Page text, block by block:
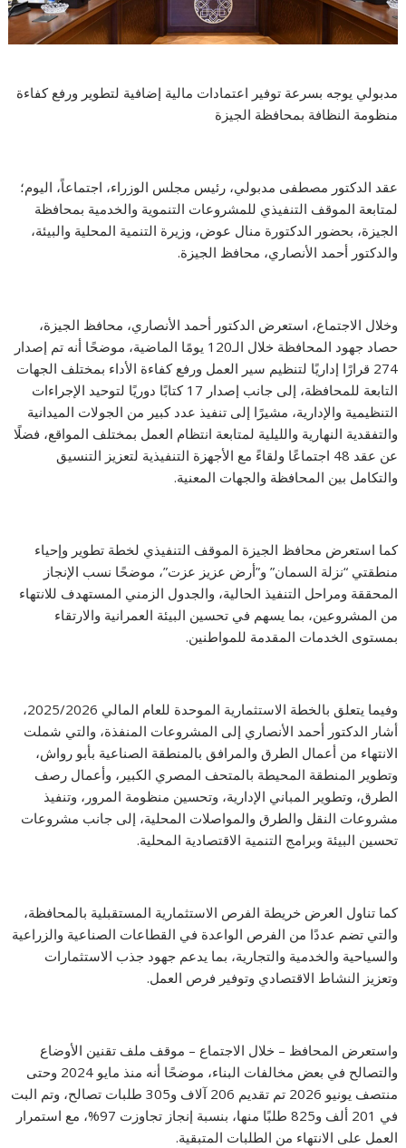
مدبولي يوجه بسرعة توفير اعتمادات مالية إضافية لتطوير ورفع كفاءة
منظومة النظافة بمحافظة الجيزة
عقد الدكتور مصطفى مدبولي، رئيس مجلس الوزراء، اجتماعاً، اليوم؛
لمتابعة الموقف التنفيذي للمشروعات التنموية والخدمية بمحافظة
الجيزة، بحضور الدكتورة منال عوض، وزيرة التنمية المحلية والبيئة،
والدكتور أحمد الأنصاري، محافظ الجيزة.
وخلال الاجتماع، استعرض الدكتور أحمد الأنصاري، محافظ الجيزة،
حصاد جهود المحافظة خلال الـ120 يومًا الماضية، موضحًا أنه تم إصدار
274 قرارًا إداريًا لتنظيم سير العمل ورفع كفاءة الأداء بمختلف الجهات
التابعة للمحافظة، إلى جانب إصدار 17 كتابًا دوريًا لتوحيد الإجراءات
التنظيمية والإدارية، مشيرًا إلى تنفيذ عدد كبير من الجولات الميدانية
والتفقدية النهارية والليلية لمتابعة انتظام العمل بمختلف المواقع، فضلًا
عن عقد 48 اجتماعًا ولقاءً مع الأجهزة التنفيذية لتعزيز التنسيق
والتكامل بين المحافظة والجهات المعنية.
كما استعرض محافظ الجيزة الموقف التنفيذي لخطة تطوير وإحياء
منطقتي “نزلة السمان” و”أرض عزيز عزت”، موضحًا نسب الإنجاز
المحققة ومراحل التنفيذ الحالية، والجدول الزمني المستهدف للانتهاء
من المشروعين، بما يسهم في تحسين البيئة العمرانية والارتقاء
بمستوى الخدمات المقدمة للمواطنين.
وفيما يتعلق بالخطة الاستثمارية الموحدة للعام المالي 2025/2026،
أشار الدكتور أحمد الأنصاري إلى المشروعات المنفذة، والتي شملت
الانتهاء من أعمال الطرق والمرافق بالمنطقة الصناعية بأبو رواش،
وتطوير المنطقة المحيطة بالمتحف المصري الكبير، وأعمال رصف
الطرق، وتطوير المباني الإدارية، وتحسين منظومة المرور، وتنفيذ
مشروعات النقل والطرق والمواصلات المحلية، إلى جانب مشروعات
تحسين البيئة وبرامج التنمية الاقتصادية المحلية.
كما تناول العرض خريطة الفرص الاستثمارية المستقبلية بالمحافظة،
والتي تضم عددًا من الفرص الواعدة في القطاعات الصناعية والزراعية
والسياحية والخدمية والتجارية، بما يدعم جهود جذب الاستثمارات
وتعزيز النشاط الاقتصادي وتوفير فرص العمل.
واستعرض المحافظ – خلال الاجتماع – موقف ملف تقنين الأوضاع
والتصالح في بعض مخالفات البناء، موضحًا أنه منذ مايو 2024 وحتى
منتصف يونيو 2026 تم تقديم 206 آلاف و305 طلبات تصالح، وتم البت
في 201 ألف و825 طلبًا منها، بنسبة إنجاز تجاوزت 97%، مع استمرار
العمل على الانتهاء من الطلبات المتبقية.